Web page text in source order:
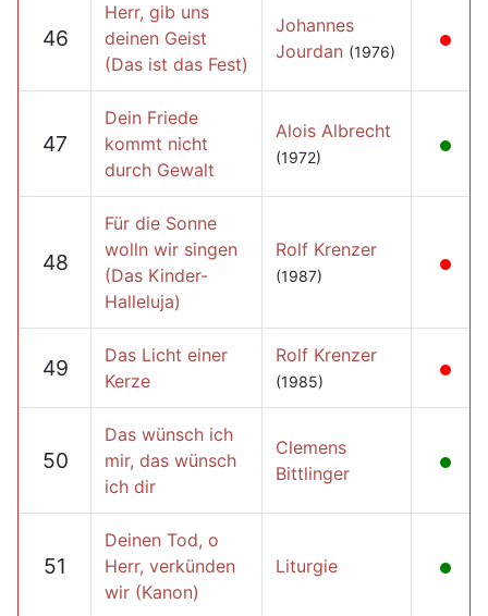
46
Herr, gib uns
deinen Geist
(Das ist das Fest)
Johannes
Jourdan (1976)
47
Dein Friede
kommt nicht
durch Gewalt
Alois Albrecht
(1972)
48
Für die Sonne
wolln wir singen
(Das Kinder-
Halleluja)
Rolf Krenzer
(1987)
49
Das Licht einer
Kerze
Rolf Krenzer
(1985)
50
Das wünsch ich
mir, das wünsch
ich dir
Clemens
Bittlinger
51
Deinen Tod, o
Herr, verkünden
wir (Kanon)
Liturgie